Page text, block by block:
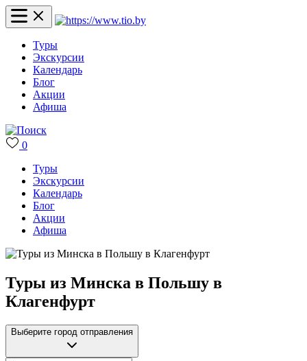
Туры
Экскурсии
Календарь
Блог
Акции
Афиша
0
Туры
Экскурсии
Календарь
Блог
Акции
Афиша
Туры из Минска в Польшу в
Клагенфурт
Выберите город отправления